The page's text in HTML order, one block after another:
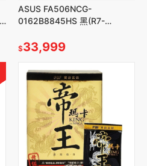
ASUS FA506NCG-
0162B8845HS 黑(R7-
$33,999